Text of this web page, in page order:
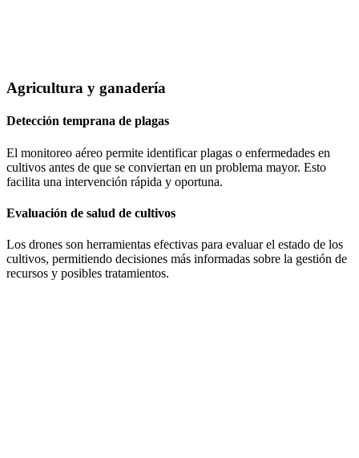
Agricultura y ganadería
Detección temprana de plagas
El monitoreo aéreo permite identificar plagas o enfermedades en
cultivos antes de que se conviertan en un problema mayor. Esto
facilita una intervención rápida y oportuna.
Evaluación de salud de cultivos
Los drones son herramientas efectivas para evaluar el estado de los
cultivos, permitiendo decisiones más informadas sobre la gestión de
recursos y posibles tratamientos.